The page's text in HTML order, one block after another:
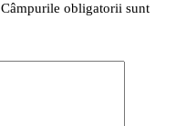
Câmpurile obligatorii sunt